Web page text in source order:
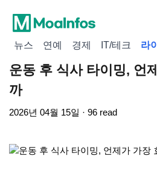
뉴스 연예 경제 IT/테크 라
운동 후 식사 타이밍, 언
까
2026년 04월 15일 · 96 read